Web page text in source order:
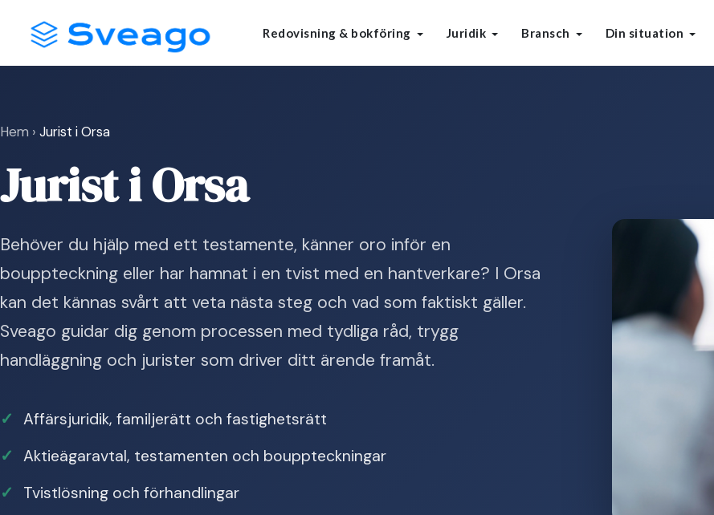
Redovisning & bokföring Juridik Bransch Din situation
Hem › Jurist i Orsa
Jurist i Orsa
Behöver du hjälp med ett testamente, känner oro inför en
bouppteckning eller har hamnat i en tvist med en hantverkare? I Orsa
kan det kännas svårt att veta nästa steg och vad som faktiskt gäller.
Sveago guidar dig genom processen med tydliga råd, trygg
handläggning och jurister som driver ditt ärende framåt.
Affärsjuridik, familjerätt och fastighetsrätt
Aktieägaravtal, testamenten och bouppteckningar
Tvistlösning och förhandlingar